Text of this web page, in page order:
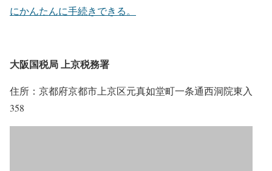
にかんたんに手続きできる。
大阪国税局 上京税務署
住所：京都府京都市上京区元真如堂町一条通西洞院東入
358